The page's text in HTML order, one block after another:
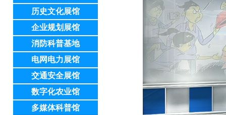
历史文化展馆
企业规划展馆
消防科普基地
电网电力展馆
交通安全展馆
数字化农业馆
多媒体科普馆